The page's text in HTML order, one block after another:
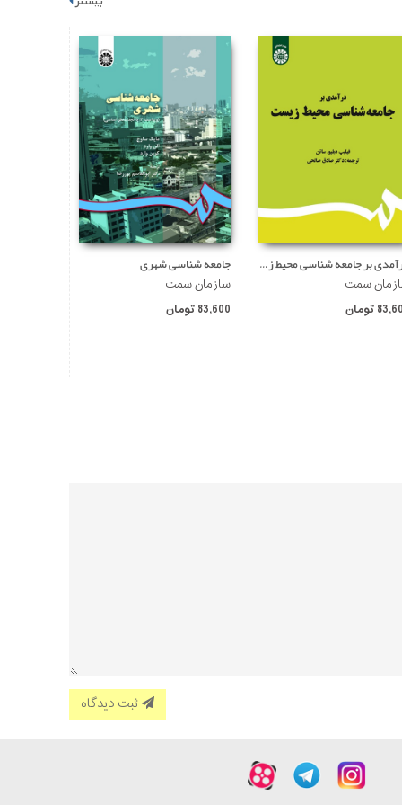
درآمدی بر جامعه شناسی محیط زیست
سمت
تومان
جامعه شناسی شهری
سازمان سمت
83,600 تومان